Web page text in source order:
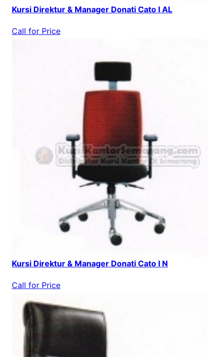
Kursi Direktur & Manager Donati Cato I AL
Call for Price
Kursi Direktur & Manager Donati Cato I N
Call for Price